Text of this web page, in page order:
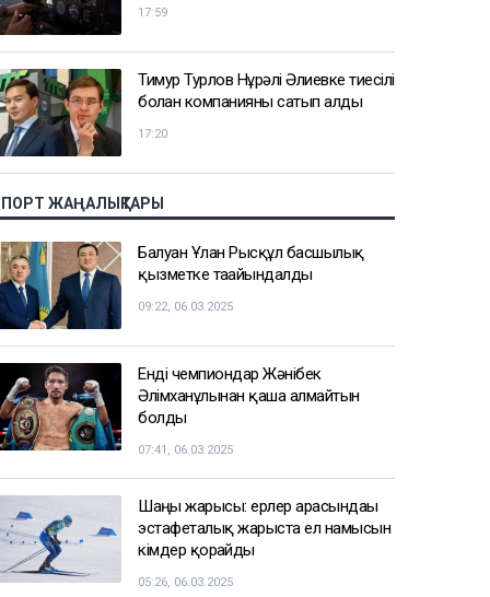
17:59
Тимур Турлов Нұрәлі Әлиевке тиесілі
болған компанияны сатып алды
17:20
ЖАҢАЛЫҚТАРЫ
Балуан Ұлан Рысқұл басшылық
қызметке тағайындалды
09:22, 06.03.2025
Енді чемпиондар Жәнібек
Әлімханұлынан қаша алмайтын
болды
07:41, 06.03.2025
Шаңғы жарысы: ерлер арасындағы
эстафеталық жарыста ел намысын
кімдер қорғайды
05:26, 06.03.2025